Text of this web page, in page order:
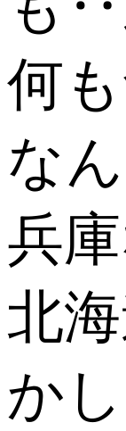
何
な
兵
北
か